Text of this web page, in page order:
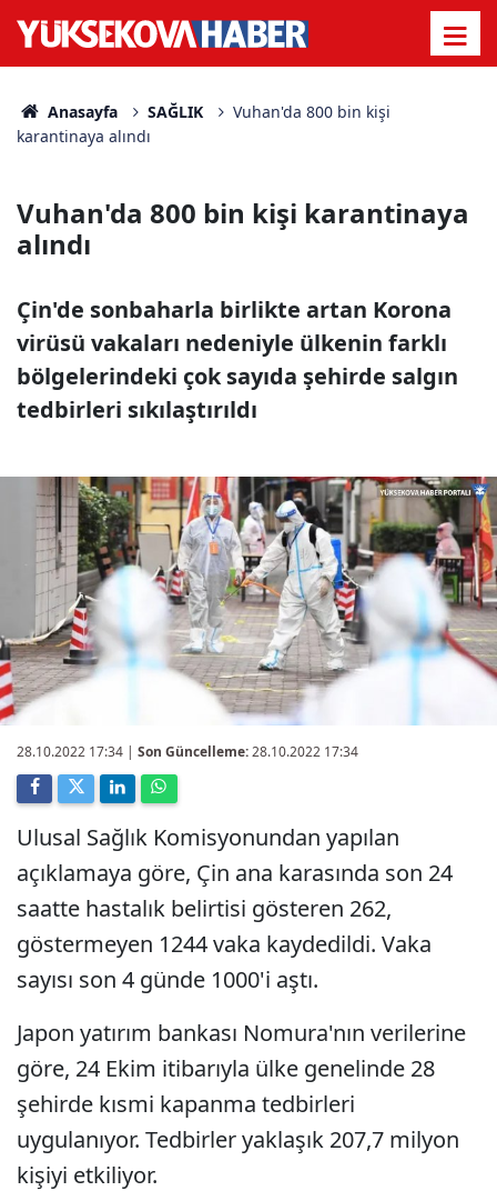
Anasayfa SAĞLIK
Vuhan'da 800 bin kişi
karantinaya alındı
Vuhan'da 800 bin kişi karantinaya
alındı
Çin'de sonbaharla birlikte artan Korona
virüsü vakaları nedeniyle ülkenin farklı
bölgelerindeki çok sayıda şehirde salgın
tedbirleri sıkılaştırıldı
28.10.2022 17:34 | Son Güncelleme:28.10.2022 17:34
Ulusal Sağlık Komisyonundan yapılan
açıklamaya göre, Çin ana karasında son 24
saatte hastalık belirtisi gösteren 262,
göstermeyen 1244 vaka kaydedildi. Vaka
sayısı son 4 günde 1000'i aştı.
Japon yatırım bankası Nomura'nın verilerine
göre, 24 Ekim itibarıyla ülke genelinde 28
şehirde kısmi kapanma tedbirleri
uygulanıyor. Tedbirler yaklaşık 207,7 milyon
kişiyi etkiliyor.